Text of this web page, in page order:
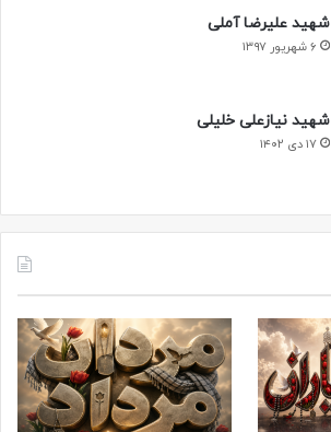
شهید علیرضا آملی
۶ شهریور ۱۳۹۷
شهید نیازعلی خلیلی
۱۷ دی ۱۴۰۲